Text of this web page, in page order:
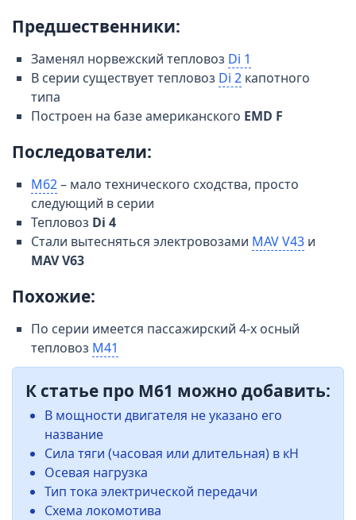
Предшественники:
Заменял норвежский тепловоз Di 1
В серии существует тепловоз Di 2 капотного
типа
Построен на базе американского EMD F
Последователи:
М62– мало технического сходства, просто
следующий в серии
Тепловоз Di 4
Стали вытесняться электровозами MAV V43 и
MAV V63
Похожие:
По серии имеется пассажирский 4-х осный
тепловоз М41
К статье про М61 можно добавить:
В мощности двигателя не указано его
название
Сила тяги (часовая или длительная) в кН
Осевая нагрузка
Тип тока электрической передачи
Схема локомотива